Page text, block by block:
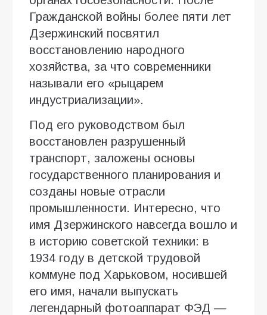
Гражданской войны более пяти лет
Дзержинский посвятил
восстановлению народного
хозяйства, за что современники
называли его «рыцарем
индустриализации».
Под его руководством был
восстановлен разрушенный
транспорт, заложены основы
государственного планирования и
созданы новые отрасли
промышленности. Интересно, что
имя Дзержинского навсегда вошло и
в историю советской техники: в
1934 году в детской трудовой
коммуне под Харьковом, носившей
его имя, начали выпускать
легендарный фотоаппарат ФЭД —